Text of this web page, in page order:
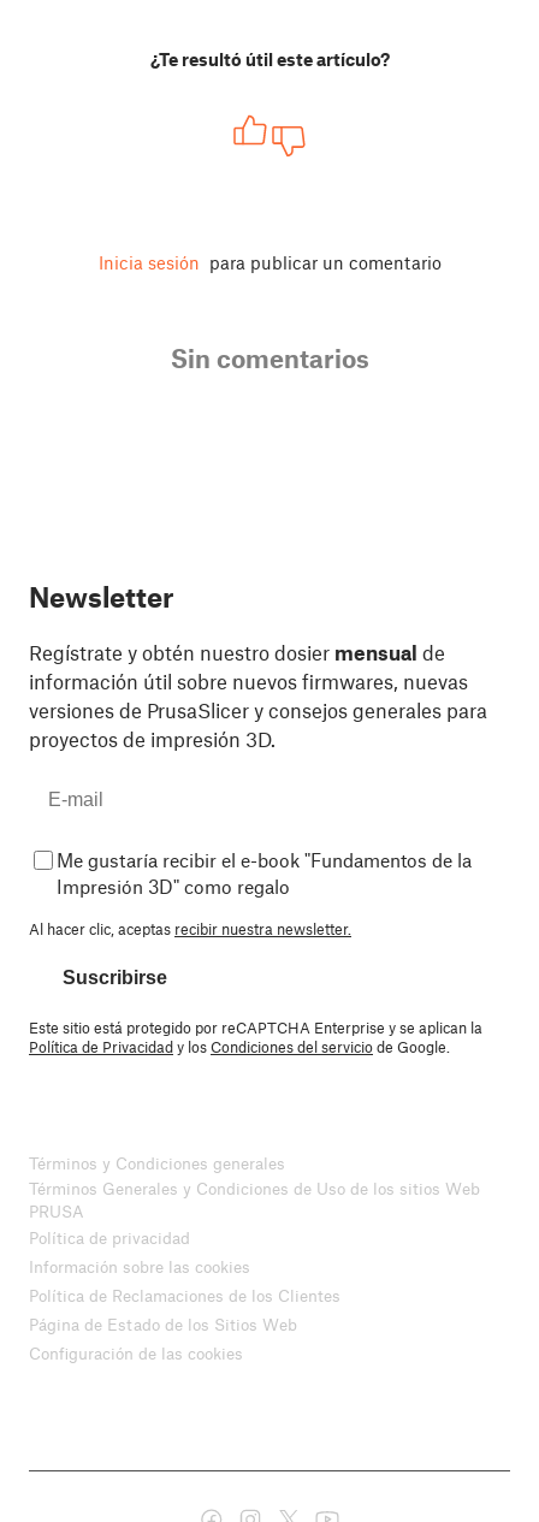
¿Te resultó útil este artículo?
Inicia sesión para publicar un comentario
Sin comentarios
Newsletter
Regístrate y obtén nuestro dosier mensual de
información útil sobre nuevos firmwares, nuevas
versiones de PrusaSlicer y consejos generales para
proyectos de impresión 3D.
Me gustaría recibir el e-book "Fundamentos de la
Impresión 3D" como regalo
Al hacer clic, aceptas recibir nuestra newsletter.
Suscribirse
Este sitio está protegido por reCAPTCHA Enterprise y se aplican la
Política de Privacidady losCondiciones del serviciode Google.
Términos y Condiciones generales
Términos Generales y Condiciones de Uso de los sitios Web
PRUSA
Política de privacidad
Información sobre las cookies
Política de Reclamaciones de los Clientes
Página de Estado de los Sitios Web
Configuración de las cookies